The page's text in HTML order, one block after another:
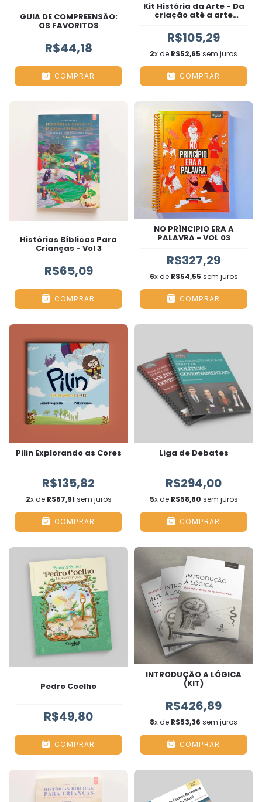
GUIA DE COMPREENSÃO:
OS FAVORITOS
R$44,18
COMPRAR
Kit História da Arte - Da
criação até a arte
R$105,29
2x de R$52,65 sem juros
COMPRAR
Histórias Bíblicas Para
Crianças - Vol 3
R$65,09
COMPRAR
NO PRÍNCIPIO ERA A
PALAVRA - VOL 03
R$327,29
6x de R$54,55 sem juros
COMPRAR
Pilin Explorando as Cores
R$135,82
2x de R$67,91 sem juros
COMPRAR
Liga de Debates
R$294,00
5x de R$58,80 sem juros
COMPRAR
Pedro Coelho
R$49,80
COMPRAR
INTRODUÇÃO A LÓGICA
(KIT)
R$426,89
8x de R$53,36 sem juros
COMPRAR